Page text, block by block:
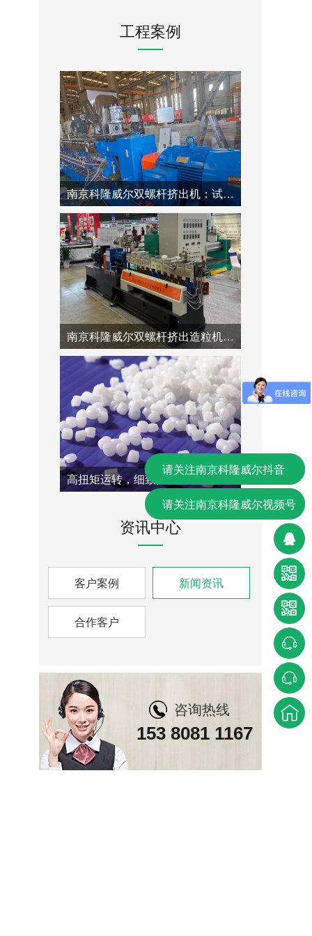
工程案例
南京科隆威尔双螺杆挤出机：试用后紧急清洗螺杆的高效专业方法
南京科隆威尔双螺杆挤出造粒机:四波客户接待交替进行，展现繁忙的专业品质。
高扭矩运转，细致关怀：科隆威尔双螺杆机组的端午福利已经落实到位。
资讯中心
客户案例 新闻资讯
合作客户
咨询热线
153 8081 1167
请关注南京科隆威尔抖音
请关注南京科隆威尔视频号